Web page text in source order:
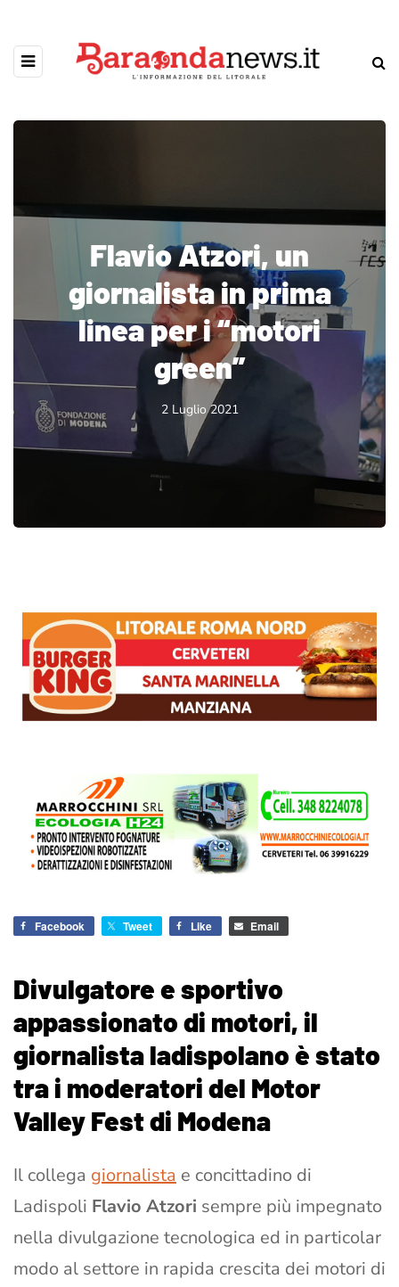
Flavio Atzori, un
giornalista in prima
linea per i “motori
green”
2 Luglio 2021
Facebook Tweet Like Email
Divulgatore e sportivo
appassionato di motori, il
giornalista ladispolano è stato
tra i moderatori del Motor
Valley Fest di Modena
Il collega giornalista e concittadino di
Ladispoli Flavio Atzori sempre più impegnato
nella divulgazione tecnologica ed in particolar
modo al settore in rapida crescita dei motori di